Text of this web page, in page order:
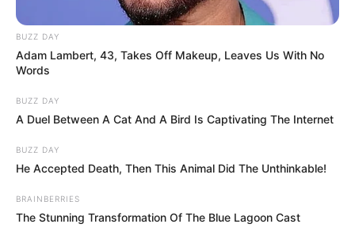
BUZZ DAY
Adam Lambert, 43, Takes Off Makeup, Leaves Us With No
Words
BUZZ DAY
A Duel Between A Cat And A Bird Is Captivating The Internet
BUZZ DAY
He Accepted Death, Then This Animal Did The Unthinkable!
BRAINBERRIES
The Stunning Transformation Of The Blue Lagoon Cast